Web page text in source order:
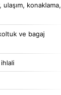
konaklama,
ve bagaj